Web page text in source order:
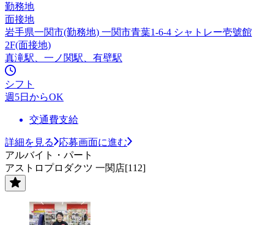
勤務地
面接地
岩手県一関市(勤務地) 一関市青葉1-6-4 シャトレー壱號館
2F(面接地)
真滝駅、一ノ関駅、有壁駅
シフト
週5日からOK
交通費支給
詳細を見る
応募画面に進む
アルバイト・パート
アストロプロダクツ 一関店[112]